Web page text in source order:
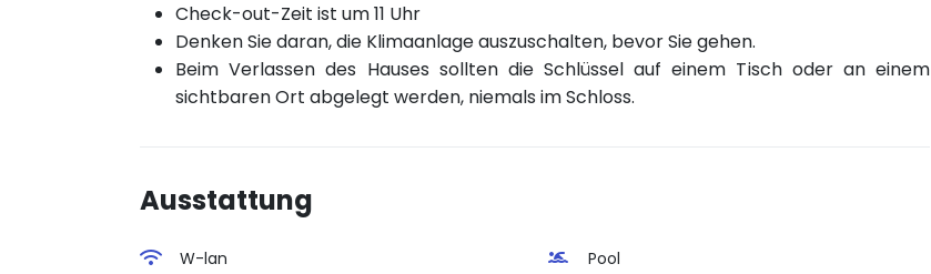
Check-out-Zeit ist um 11 Uhr
Denken Sie daran, die Klimaanlage auszuschalten, bevor Sie gehen.
Beim Verlassen des Hauses sollten die Schlüssel auf einem Tisch oder an einem
sichtbaren Ort abgelegt werden, niemals im Schloss.
Ausstattung
W-lan
Pool